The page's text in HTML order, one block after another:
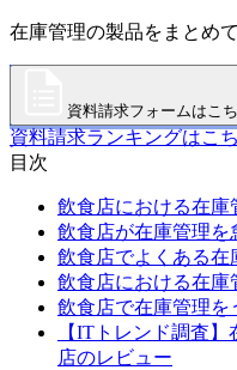
在庫管理の製品をまとめ
資料請求フォームはこ
資料請求ランキングはこ
目次
飲食店における在庫
飲食店が在庫管理を
飲食店でよくある在
飲食店における在庫
飲食店で在庫管理を
【ITトレンド調査
店のレビュー